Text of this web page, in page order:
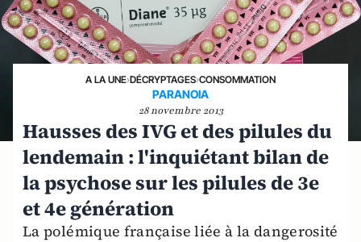
A LA UNE›DÉCRYPTAGES›CONSOMMATION
PARANOIA
28 novembre 2013
Hausses des IVG et des pilules du
lendemain : l'inquiétant bilan de
la psychose sur les pilules de 3e
et 4e génération
La polémique française liée à la dangerosité